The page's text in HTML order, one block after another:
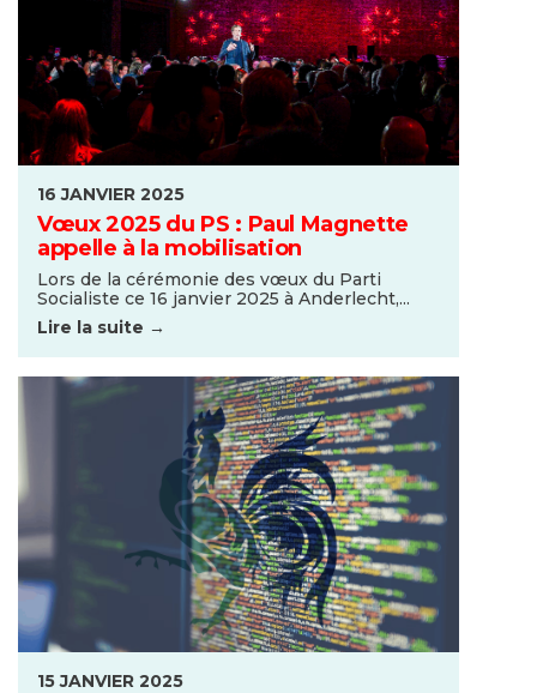
16 JANVIER 2025
Vœux 2025 du PS : Paul Magnette
appelle à la mobilisation
Lors de la cérémonie des vœux du Parti
Socialiste ce 16 janvier 2025 à Anderlecht,...
Lire la suite →
15 JANVIER 2025